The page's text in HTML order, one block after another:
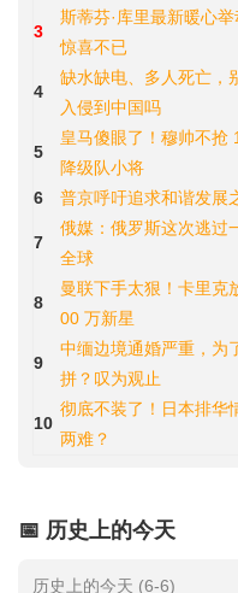
3
斯蒂芬·库里最新暖心
惊喜不已
4
缺水缺电、多人死亡，
入侵到中国吗
5
皇马傻眼了！穆帅不抢
降级队小将
6 普京呼吁追求和谐发展
7
俄媒：俄罗斯这次逃过
全球
8
曼联下手太狠！卡里克
00 万新星
9
中缅边境通婚严重，为
拼？叹为观止
10
彻底不装了！日本排华
两难？
📅 历史上的今天
历史上的今天 (6-6)